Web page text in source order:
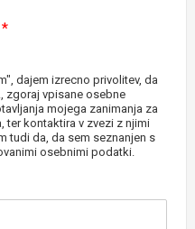
*
dajem izrecno privolitev, da
zgoraj vpisane osebne
mojega zanimanja za
ter kontaktira v zvezi z njimi
tudi da, da sem seznanjen s
osebnimi podatki.